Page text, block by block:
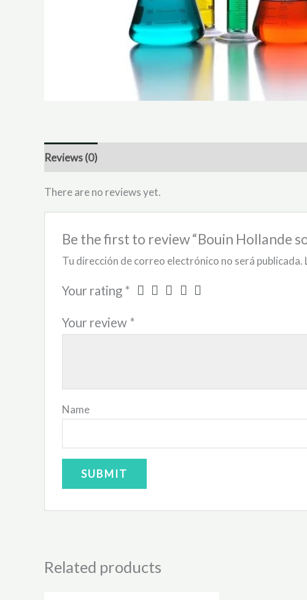
Reviews (0)
There are no reviews yet.
Be the first to review “Bouin Hollande
Tu dirección de correo electrónico no será publicada.
Your rating *
Your review *
Name
Related products